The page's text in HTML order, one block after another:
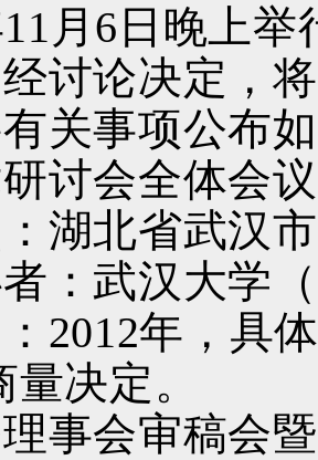
11 月 6 日晚上
讨论决定，
关事项公布
讨会全体会议
湖北省武汉市
：武汉大学
2012年，具
量决定。
事会审稿会